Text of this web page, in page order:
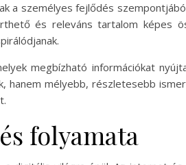
a személyes fejlődés
és releváns tartalom képes
megbízható információkat
hanem mélyebb, részletesebb
folyamata